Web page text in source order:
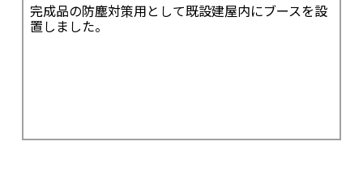
完成品の防塵対策用として既設建屋内にブースを設
置しました。